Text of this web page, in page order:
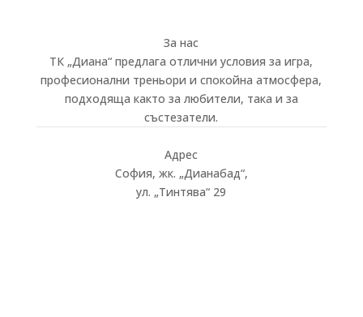
За нас
ТК „Диана“ предлага отлични условия за игра,
професионални треньори и спокойна атмосфера,
подходяща както за любители, така и за
състезатели.
Адрес
София, жк. „Дианабад“,
ул. „Тинтява“ 29